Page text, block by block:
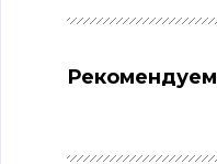
Рекомендуем